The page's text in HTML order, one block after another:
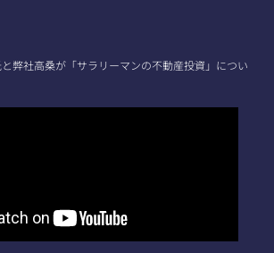
と弊社高桑が「サラリーマンの不動産投資」につい